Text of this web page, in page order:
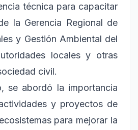
técnica para capacitar
la Gerencia Regional de
y Gestión Ambiental del
locales y otras
civil.
se abordó la importancia
y proyectos de
para mejorar la